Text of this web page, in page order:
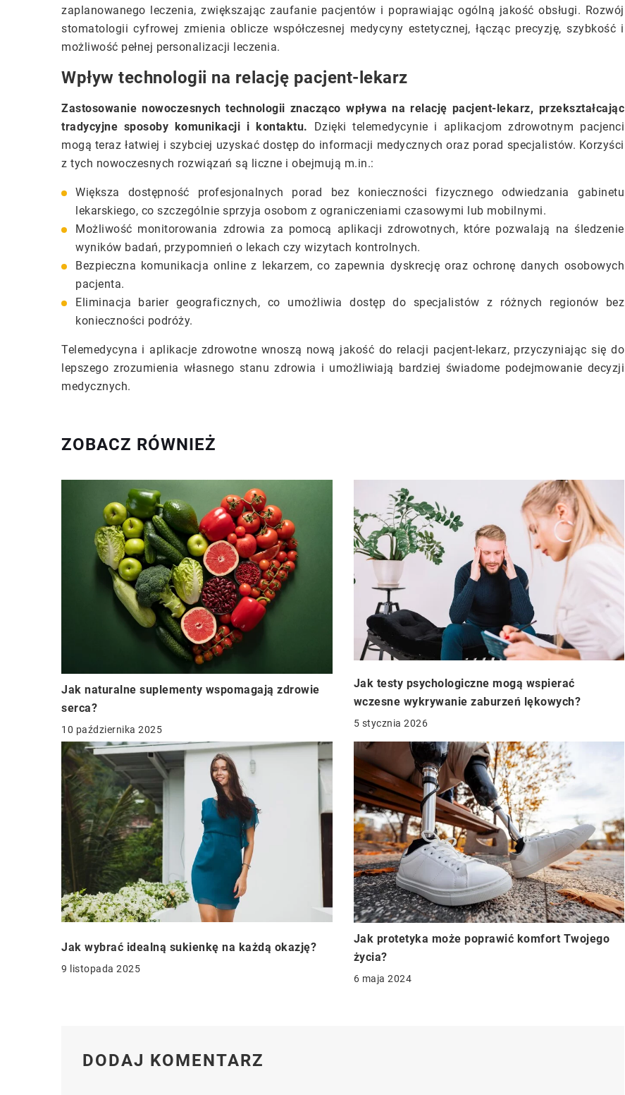
zaplanowanego leczenia, zwiększając zaufanie pacjentów i poprawiając ogólną jakość obsługi. Rozwój
stomatologii cyfrowej zmienia oblicze współczesnej medycyny estetycznej, łącząc precyzję, szybkość i
możliwość pełnej personalizacji leczenia.
Wpływ technologii na relację pacjent-lekarz
Zastosowanie nowoczesnych technologii znacząco wpływa na relację pacjent-lekarz, przekształcając
tradycyjne sposoby komunikacji i kontaktu. Dzięki telemedycynie i aplikacjom zdrowotnym pacjenci
mogą teraz łatwiej i szybciej uzyskać dostęp do informacji medycznych oraz porad specjalistów. Korzyści
z tych nowoczesnych rozwiązań są liczne i obejmują m.in.:
Większa dostępność profesjonalnych porad bez konieczności fizycznego odwiedzania gabinetu
lekarskiego, co szczególnie sprzyja osobom z ograniczeniami czasowymi lub mobilnymi.
Możliwość monitorowania zdrowia za pomocą aplikacji zdrowotnych, które pozwalają na śledzenie
wyników badań, przypomnień o lekach czy wizytach kontrolnych.
Bezpieczna komunikacja online z lekarzem, co zapewnia dyskrecję oraz ochronę danych osobowych
pacjenta.
Eliminacja barier geograficznych, co umożliwia dostęp do specjalistów z różnych regionów bez
konieczności podróży.
Telemedycyna i aplikacje zdrowotne wnoszą nową jakość do relacji pacjent-lekarz, przyczyniając się do
lepszego zrozumienia własnego stanu zdrowia i umożliwiają bardziej świadome podejmowanie decyzji
medycznych.
ZOBACZ RÓWNIEŻ
Jak naturalne suplementy wspomagają zdrowie
serca?
10 października 2025
Jak testy psychologiczne mogą wspierać
wczesne wykrywanie zaburzeń lękowych?
5 stycznia 2026
Jak wybrać idealną sukienkę na każdą okazję?
9 listopada 2025
Jak protetyka może poprawić komfort Twojego
życia?
6 maja 2024
DODAJ KOMENTARZ